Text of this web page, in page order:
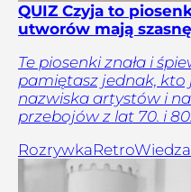
QUIZ Czyja to
utworów mają szasnę
Te piosenki znała i
pamiętasz jednak, kto
nazwiska artystów i
przebojów z lat 70. i 80.
RozrywkaRetro